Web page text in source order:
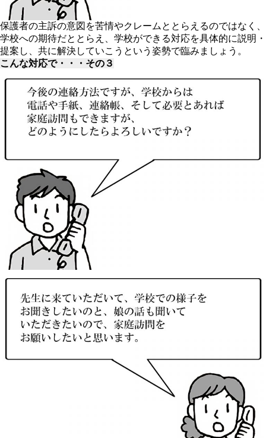
保護者の主訴の意図を苦情やクレームととらえるのではなく、
学校への期待だととらえ、学校ができる対応を具体的に説明・
提案し、共に解決していこうという姿勢で臨みましょう。
こんな対応で・・・その３